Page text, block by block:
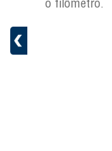
+
o filômetro.